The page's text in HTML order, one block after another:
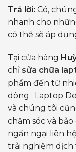
Trả lời: Có,
nhanh cho
có thể sẽ áp
Tại cửa hàng
chỉ sửa chữa
phẩm đến từ
dòng : Laptop
và chúng tôi
chăm sóc và
ngần ngại liên
trải nghiệm dịch